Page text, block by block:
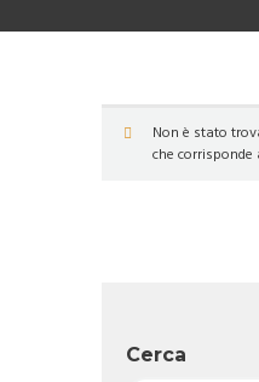
Non è stato
che
Cerca